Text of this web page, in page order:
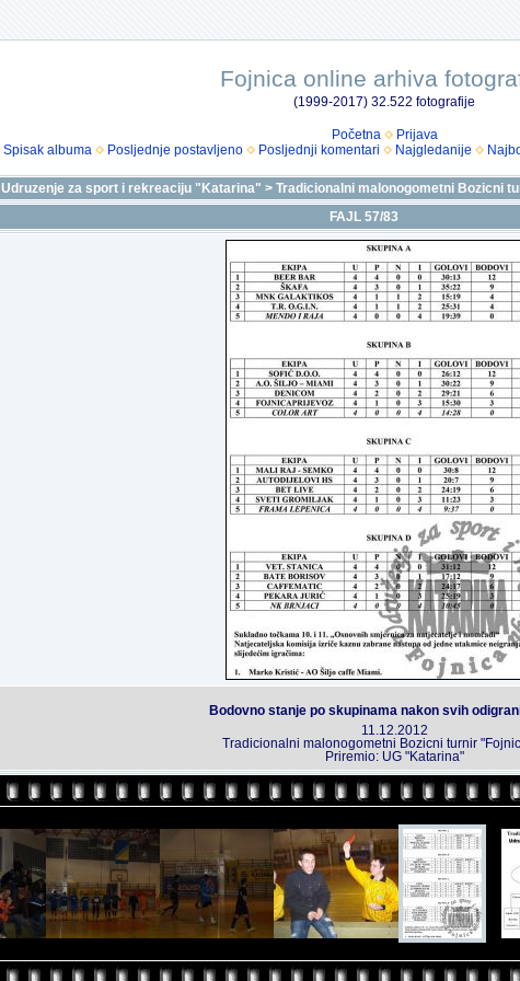
Fojnica online arhiva
(1999-2017) 32.522 fotografije
Početna
Prijava
Spisak albuma
Posljednje postavljeno Posljednji komentari Najgledanije
Udruzenje za sport i rekreaciju "Katarina" > Tradicionalni malonogometni Bozicni
FAJL 57/83
Bodovno stanje po skupinama nakon svih
11.12.2012
Tradicionalni malonogometni Bozicni turnir
Priremio: UG "Katarina"